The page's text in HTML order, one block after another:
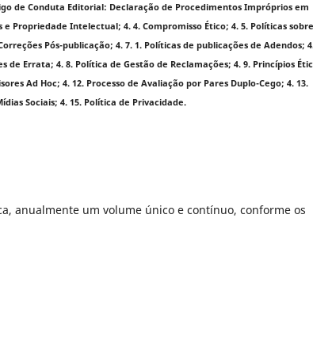
de Conduta Editorial: Declaração de Procedimentos Impróprios em
Propriedade Intelectual; 4. 4. Compromisso Ético; 4. 5. Políticas sobre
Pós-publicação; 4. 7. 1. Políticas de publicações de Adendos;
Errata; 4. 8. Política de Gestão de Reclamações; 4. 9. Princípios
Ad Hoc; 4. 12. Processo de Avaliação por Pares Duplo-Cego; 4. 13.
Sociais; 4. 15. Política de Privacidade.
anualmente um volume único e contínuo, conforme os